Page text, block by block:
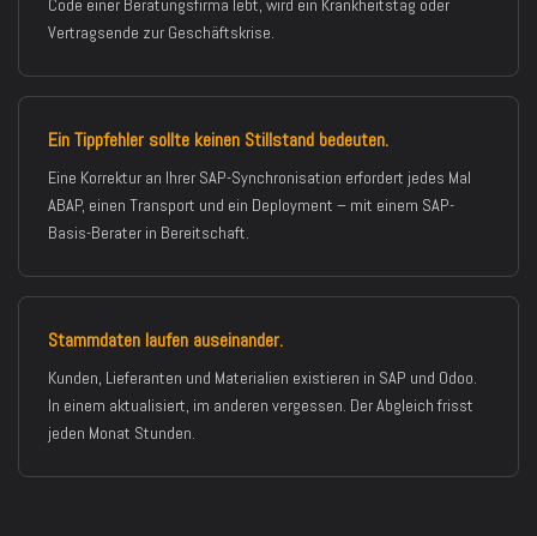
Code einer Beratungsfirma lebt, wird ein Krankheitstag oder
Vertragsende zur Geschäftskrise.
Ein Tippfehler sollte keinen Stillstand bedeuten.
Eine Korrektur an Ihrer SAP-Synchronisation erfordert jedes Mal
ABAP, einen Transport und ein Deployment – mit einem SAP-
Basis-Berater in Bereitschaft.
Stammdaten laufen auseinander.
Kunden, Lieferanten und Materialien existieren in SAP und Odoo.
In einem aktualisiert, im anderen vergessen. Der Abgleich frisst
jeden Monat Stunden.